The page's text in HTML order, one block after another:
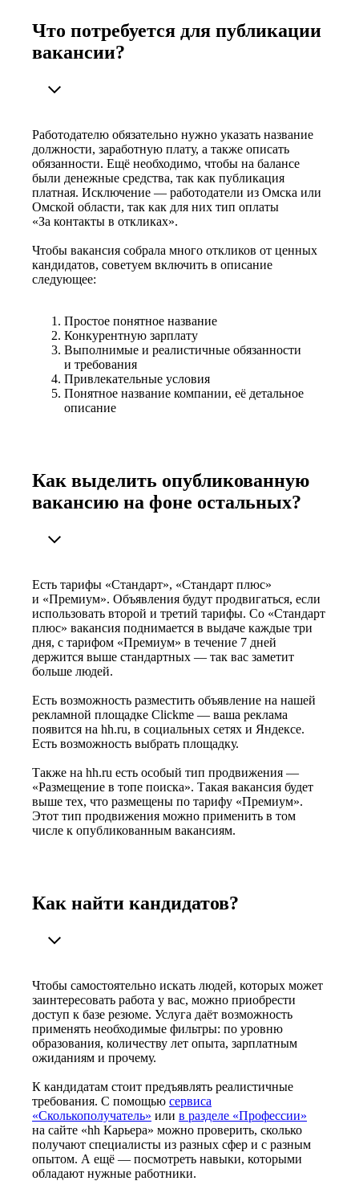
Что потребуется для публикации
вакансии?
Работодателю обязательно нужно указать название
должности, заработную плату, а также описать
обязанности. Ещё необходимо, чтобы на балансе
были денежные средства, так как публикация
платная. Исключение — работодатели из Омска или
Омской области, так как для них тип оплаты
«За контакты в откликах».
Чтобы вакансия собрала много откликов от ценных
кандидатов, советуем включить в описание
следующее:
Простое понятное название
Конкурентную зарплату
Выполнимые и реалистичные обязанности
и требования
Привлекательные условия
Понятное название компании, её детальное
описание
Как выделить опубликованную
вакансию на фоне остальных?
Есть тарифы «Стандарт», «Стандарт плюс»
и «Премиум». Объявления будут продвигаться, если
использовать второй и третий тарифы. Со «Стандарт
плюс» вакансия поднимается в выдаче каждые три
дня, с тарифом «Премиум» в течение 7 дней
держится выше стандартных — так вас заметит
больше людей.
Есть возможность разместить объявление на нашей
рекламной площадке Clickme — ваша реклама
появится на hh.ru, в социальных сетях и Яндексе.
Есть возможность выбрать площадку.
Также на hh.ru есть особый тип продвижения —
«Размещение в топе поиска». Такая вакансия будет
выше тех, что размещены по тарифу «Премиум».
Этот тип продвижения можно применить в том
числе к опубликованным вакансиям.
Как найти кандидатов?
Чтобы самостоятельно искать людей, которых может
заинтересовать работа у вас, можно приобрести
доступ к базе резюме. Услуга даёт возможность
применять необходимые фильтры: по уровню
образования, количеству лет опыта, зарплатным
ожиданиям и прочему.
К кандидатам стоит предъявлять реалистичные
требования. С помощью сервиса
«Сколькополучатель» или в разделе «Профессии»
на сайте «hh Карьера» можно проверить, сколько
получают специалисты из разных сфер и с разным
опытом. А ещё — посмотреть навыки, которыми
обладают нужные работники.